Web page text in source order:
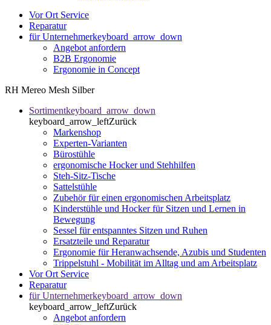
Vor Ort Service
Reparatur
für Unternehmerkeyboard_arrow_down
Angebot anfordern
B2B Ergonomie
Ergonomie in Concept
RH Mereo Mesh Silber
Sortimentkeyboard_arrow_down
keyboard_arrow_leftZurück
Markenshop
Experten-Varianten
Bürostühle
ergonomische Hocker und Stehhilfen
Steh-Sitz-Tische
Sattelstühle
Zubehör für einen ergonomischen Arbeitsplatz
Kinderstühle und Hocker für Sitzen und Lernen in
Bewegung
Sessel für entspanntes Sitzen und Ruhen
Ersatzteile und Reparatur
Ergonomie für Heranwachsende, Azubis und Studenten
Trippelstuhl - Mobilität im Alltag und am Arbeitsplatz
Vor Ort Service
Reparatur
für Unternehmerkeyboard_arrow_down
keyboard_arrow_leftZurück
Angebot anfordern